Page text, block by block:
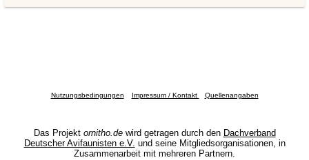
Nutzungsbedingungen Impressum / Kontakt Quellenangaben
Das Projekt ornitho.dewird getragen durch den Dachverband
Deutscher Avifaunisten e.V. und seine Mitgliedsorganisationen, in
Zusammenarbeit mit mehreren Partnern.